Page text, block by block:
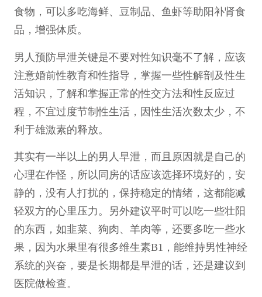
食物，可以多吃海鲜、豆制品、鱼虾等助阳补肾食
品，增强体质。
男人预防早泄关键是不要对性知识毫不了解，应该
注意婚前性教育和性指导，掌握一些性解剖及性生
活知识，了解和掌握正常的性交方法和性反应过
程，不宜过度节制性生活，因性生活次数太少，不
利于雄激素的释放。
其实有一半以上的男人早泄，而且原因就是自己的
心理在作怪，所以同房的话应该选择环境好的，安
静的，没有人打扰的，保持稳定的情绪，这都能减
轻双方的心里压力。另外建议平时可以吃一些壮阳
的东西，如韭菜、狗肉、羊肉等，还要多吃一些水
果，因为水果里有很多维生素B1，能维持男性神经
系统的兴奋，要是长期都是早泄的话，还是建议到
医院做检查。